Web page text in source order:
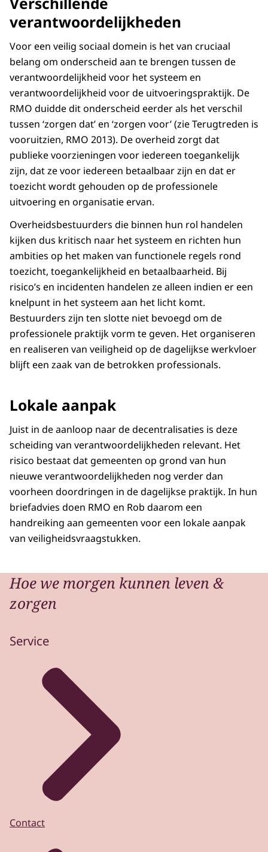
verantwoordelijkheden
Voor een veilig sociaal domein is het van cruciaal
belang om onderscheid aan te brengen tussen de
verantwoordelijkheid voor het systeem en
verantwoordelijkheid voor de uitvoeringspraktijk. De
RMO duidde dit onderscheid eerder als het verschil
tussen ‘zorgen dat’ en ‘zorgen voor’ (zie Terugtreden is
vooruitzien, RMO 2013). De overheid zorgt dat
publieke voorzieningen voor iedereen toegankelijk
zijn, dat ze voor iedereen betaalbaar zijn en dat er
toezicht wordt gehouden op de professionele
uitvoering en organisatie ervan.
Overheidsbestuurders die binnen hun rol handelen
kijken dus kritisch naar het systeem en richten hun
ambities op het maken van functionele regels rond
toezicht, toegankelijkheid en betaalbaarheid. Bij
risico’s en incidenten handelen ze alleen indien er een
knelpunt in het systeem aan het licht komt.
Bestuurders zijn ten slotte niet bevoegd om de
professionele praktijk vorm te geven. Het organiseren
en realiseren van veiligheid op de dagelijkse werkvloer
blijft een zaak van de betrokken professionals.
Lokale aanpak
Juist in de aanloop naar de decentralisaties is deze
scheiding van verantwoordelijkheden relevant. Het
risico bestaat dat gemeenten op grond van hun
nieuwe verantwoordelijkheden nog verder dan
voorheen doordringen in de dagelijkse praktijk. In hun
briefadvies doen RMO en Rob daarom een
handreiking aan gemeenten voor een lokale aanpak
van veiligheidsvraagstukken.
Hoe we morgen kunnen leven &
zorgen
Service
Contact